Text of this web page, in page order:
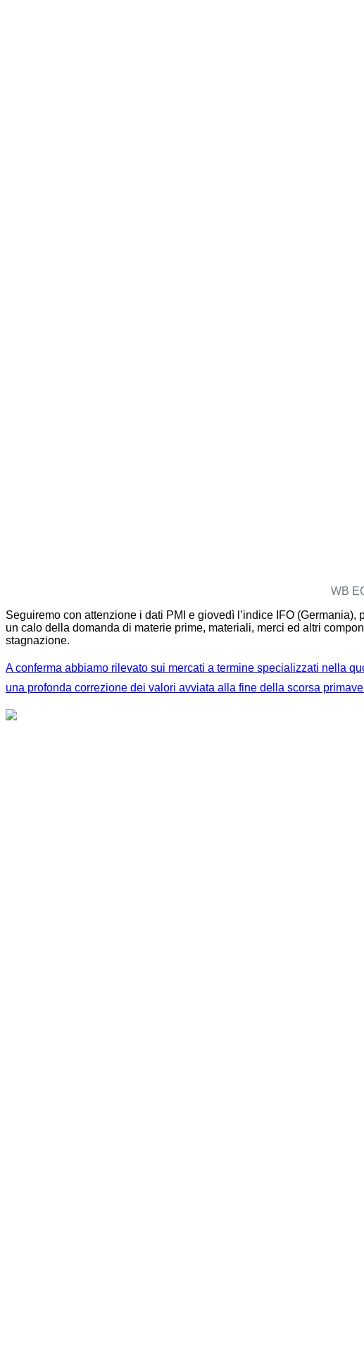
WB
Seguiremo con attenzione i dati PMI e giovedì l’indice IFO
un calo della domanda di materie prime, materiali, merci ed altri
stagnazione.
A conferma abbiamo rilevato sui mercati a termine specializzati nella
una profonda correzione dei valori avviata alla fine della scorsa